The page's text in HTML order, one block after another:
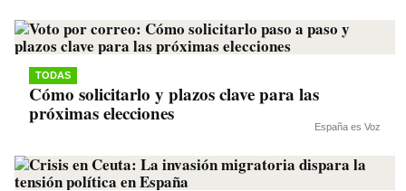
TODAS
Cómo solicitarlo y plazos clave para las
próximas elecciones
España es Voz